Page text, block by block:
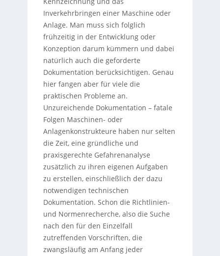
Inverkehrbringen einer Maschine oder
Anlage. Man muss sich folglich
frühzeitig in der Entwicklung oder
Konzeption darum kümmern und dabei
natürlich auch die geforderte
Dokumentation berücksichtigen. Genau
hier fangen aber für viele die
praktischen Probleme an.
Unzureichende Dokumentation – fatale
Folgen Maschinen- oder
Anlagenkonstrukteure haben nur selten
die Zeit, eine gründliche und
praxisgerechte Gefahrenanalyse
zusätzlich zu ihren eigenen Aufgaben
zu erstellen, einschließlich der dazu
notwendigen technischen
Dokumentation. Schon die Richtlinien-
und Normenrecherche, also die Suche
nach den für den Einzelfall
zutreffenden Vorschriften, die
zwangsläufig am Anfang jeder